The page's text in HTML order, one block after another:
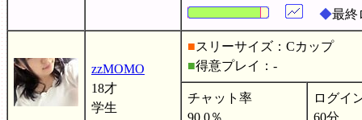
◆最終
zzMOMO
18才
学生
■スリーサイズ：Cカップ
■得意プレイ：-
チャット率
90.0％
ログイ
60分